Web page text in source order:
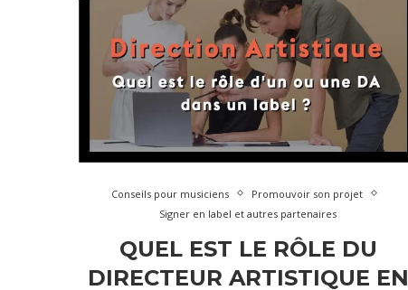
Conseils pour musiciens
Promouvoir son projet
Signer en label et autres partenaires
QUEL EST LE RÔLE DU
DIRECTEUR ARTISTIQUE EN